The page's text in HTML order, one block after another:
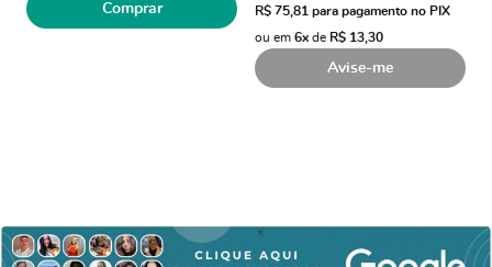
Comprar R$ 75,81 para pagamento no PIX
ou em 6x de R$ 13,30
Avise-me